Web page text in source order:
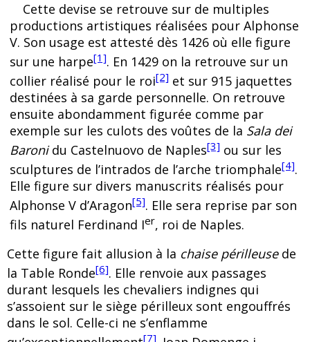
Cette devise se retrouve sur de multiples
productions artistiques réalisées pour Alphonse
V. Son usage est attesté dès 1426 où elle figure
sur une harpe[1]. En 1429 on la retrouve sur un
collier réalisé pour le roi[2] et sur 915 jaquettes
destinées à sa garde personnelle. On retrouve
ensuite abondamment figurée comme par
exemple sur les culots des voûtes de la Sala dei
Baronidu Castelnuovo de Naples[3] ou sur les
sculptures de l’intrados de l’arche triomphale[4].
Elle figure sur divers manuscrits réalisés pour
Alphonse V d’Aragon[5]. Elle sera reprise par son
fils naturel Ferdinand Ier, roi de Naples.
Cette figure fait allusion à la chaise périlleusede
la Table Ronde[6]. Elle renvoie aux passages
durant lesquels les chevaliers indignes qui
s’assoient sur le siège périlleux sont engouffrés
dans le sol. Celle-ci ne s’enflamme
[7]